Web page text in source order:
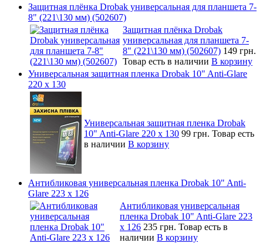
Защитная плёнка Drobak универсальная для планшета 7-
8" (221\130 мм) (502607)
Защитная плёнка Drobak
универсальная для планшета 7-
8" (221\130 мм) (502607) 149 грн.
Товар есть в наличии В корзину
Универсальная защитная пленка Drobak 10" Anti-Glare
220 x 130
Универсальная защитная пленка Drobak
10" Anti-Glare 220 x 130 99 грн. Товар есть
в наличии В корзину
Антибликовая универсальная пленка Drobak 10" Anti-
Glare 223 x 126
Антибликовая универсальная
пленка Drobak 10" Anti-Glare 223
x 126 235 грн. Товар есть в
наличии В корзину